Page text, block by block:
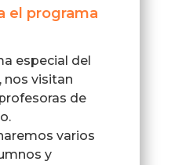
el programa
especial del
nos visitan
de
varios
y